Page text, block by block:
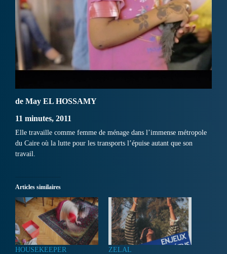
de May EL HOSSAMY
11 minutes, 2011
Elle travaille comme femme de ménage dans l’immense métropole
du Caire où la lutte pour les transports l’épuise autant que son
travail.
Articles similaires
HOUSEKEEPER
ZELAL